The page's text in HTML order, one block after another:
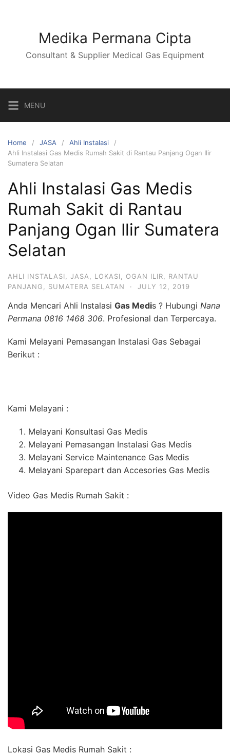
Medika Permana Cipta
Consultant & Supplier Medical Gas Equipment
MENU
Home JASA
Ahli Instalasi
Ahli Instalasi Gas Medis Rumah Sakit di Rantau Panjang Ogan Ilir
Sumatera Selatan
Ahli Instalasi Gas Medis
Rumah Sakit di Rantau
Panjang Ogan Ilir Sumatera
Selatan
AHLI INSTALASI JASA LOKASI OGAN ILIR
RANTAU
PANJANG
SUMATERA SELATAN · JULY 12, 2019
Anda Mencari Ahli Instalasi Gas Medis ? Hubungi Nana
Permana 0816 1468 306. Profesional dan Terpercaya.
Kami Melayani Pemasangan Instalasi Gas Sebagai
Berikut :
Kami Melayani :
Melayani Konsultasi Gas Medis
Melayani Pemasangan Instalasi Gas Medis
Melayani Service Maintenance Gas Medis
Melayani Sparepart dan Accesories Gas Medis
Video Gas Medis Rumah Sakit :
Lokasi Gas Medis Rumah Sakit :